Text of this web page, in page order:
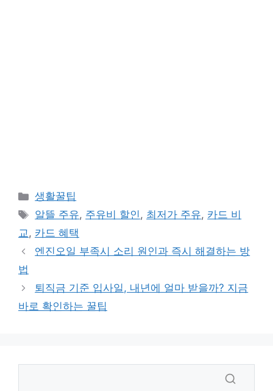
카
테
리
생활꿀팁
태
그
알뜰 주유, 주유비 할인, 최저가 주유, 카드 비
교, 카드 혜택
엔진오일 부족시 소리 원인과 즉시 해결하는 방
법
퇴직금 기준 입사일, 내년에 얼마 받을까? 지금
바로 확인하는 꿀팁